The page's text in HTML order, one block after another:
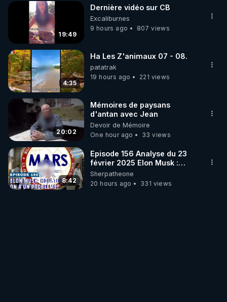
19:49
Dernière vidéo sur CB
Excaliburnes
9 hours ago
807 views
4:35
Ha Les Z'animaux 07 - 08.
patatrak
19 hours ago
221 views
20:02
Mémoires de paysans
d'antan avec Jean
Devoir de Mémoire
One hour ago
33 views
8:42
Episode 156 Analyse du 23
février 2025 Elon Musk :
Houston , on a un problème !
Sherpatheone
20 hours ago
331 views